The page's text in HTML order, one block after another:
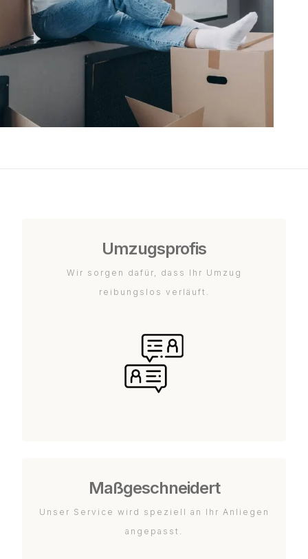
Umzugsprofis
Wir sorgen dafür, dass Ihr Umzug
reibungslos verläuft.
Maßgeschneidert
Unser Service wird speziell an Ihr Anliegen
angepasst.